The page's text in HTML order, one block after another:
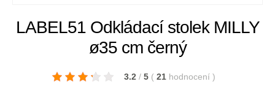
LABEL51 Odkládací stolek MILLY
ø35 cm černý
3.2 / 5 ( 21 hodnocení )